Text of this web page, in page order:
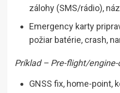
zálohy (SMS/rádio),
Emergency karty
požiar batérie, crash,
Príklad – Pre-flight/engine-
GNSS fix, home-point,